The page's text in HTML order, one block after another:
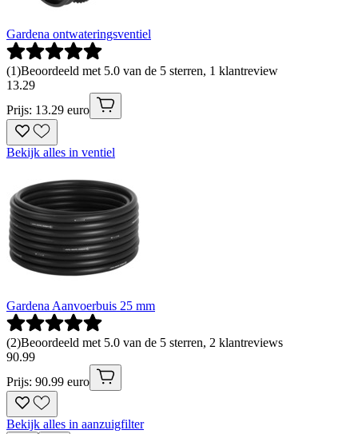
Gardena ontwateringsventiel
(1)Beoordeeld met 5.0 van de 5 sterren, 1 klantreview
13.29
Prijs: 13.29 euro
Bekijk alles in ventiel
Gardena Aanvoerbuis 25 mm
(2)Beoordeeld met 5.0 van de 5 sterren, 2 klantreviews
90.99
Prijs: 90.99 euro
Bekijk alles in aanzuigfilter